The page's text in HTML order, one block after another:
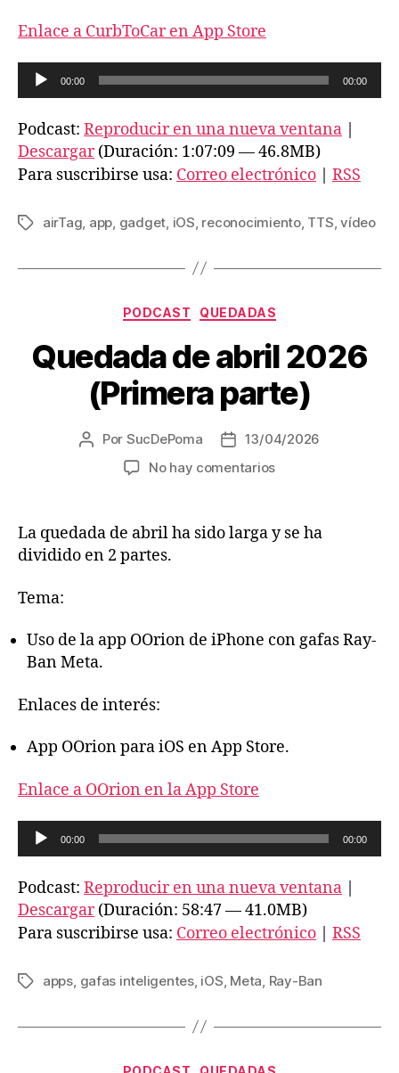
Enlace a CurbToCar en App Store
e
p
r
o
u
t
00:00 00:00
Podcast: Reproducir en una nueva ventana |
Descargar(Duración: 1:07:09 — 46.8MB)
Para suscribirse usa: Correo electrónico | RSS
Etiquetas
airTag app gadget iOS reconocimiento, TTS ,vídeo
Categorías
PODCAST QUEDADAS
Quedada de abril 2026
(Primera parte)
Autor
Por SucDePoma
Fecha
de
13/04/2026
No hay comentariosen
abril
2026
La quedada de abril ha sido larga y se ha
dividido en 2 partes.
Tema:
Uso de la app OOrion de iPhone con gafas Ray-
Ban Meta.
Enlaces de interés:
App OOrion para iOS en App Store.
Enlace a OOrion en la App Store
e
p
r
o
u
t
00:00 00:00
Podcast: Reproducir en una nueva ventana |
Descargar(Duración: 58:47 — 41.0MB)
Para suscribirse usa: Correo electrónico | RSS
Etiquetas
apps gafas inteligentes, iOS Meta Ray-Ban
Categorías